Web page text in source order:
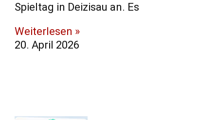
Spieltag in Deizisau an. ​Es
Weiterlesen »
20. April 2026